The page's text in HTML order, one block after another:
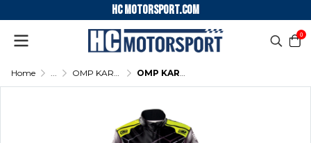
HC motorsport.COM
0
Home ... OMP KARTING SUIT KS ART OVERALL OMP KARTING SUIT KS ART OVERALL - (Black - Fluo Yellow)